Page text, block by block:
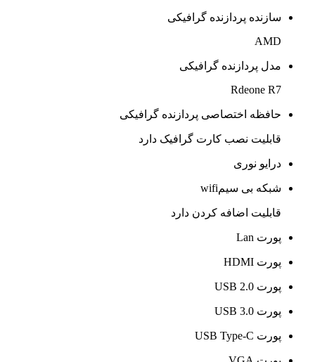
سازنده پردازنده گرافیکی
AMD
مدل پردازنده گرافیکی
Rdeone R7
حافظه اختصاصی پردازنده گرافیکی
قابلیت نصب کارت گرافیک دارد
درایو نوری
شبکه بی سیمwifi
قابلیت اضافه کردن دارد
پورت Lan
پورت HDMI
پورت USB 2.0
پورت USB 3.0
پورت USB Type-C